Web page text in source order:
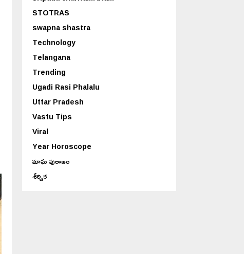
STOTRAS
swapna shastra
Technology
Telangana
Trending
Ugadi Rasi Phalalu
Uttar Pradesh
Vastu Tips
Viral
Year Horoscope
మాఘ పురాణం
శీర్షిక